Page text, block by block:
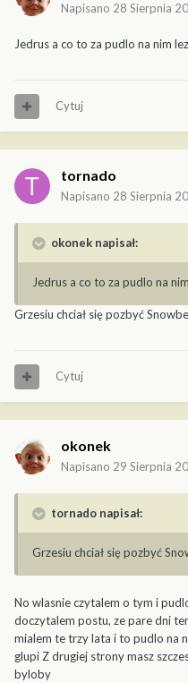
Napisano 28 Sierpnia
Jedrus a co to za pudlo na nim
Cytuj
tornado
Napisano 28 Sierpnia
okonek napisał:
Jedrus a co to za pudlo na
Grzesiu chciał się pozbyć
Cytuj
okonek
Napisano 29 Sierpnia
tornado napisał:
Grzesiu chciał się pozbyć
No wlasnie czytalem o tym i
doczytalem postu, ze pare dni
mialem te trzy lata i to pudlo na
glupi Z drugiej strony masz
byloby